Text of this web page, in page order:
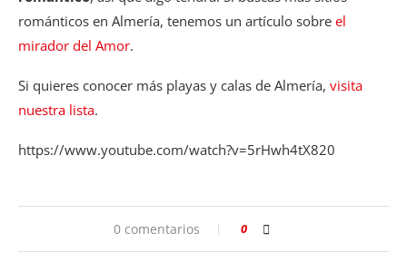
románticos en Almería, tenemos un artículo sobre el
mirador del Amor.
Si quieres conocer más playas y calas de Almería, visita
nuestra lista.
https://www.youtube.com/watch?v=5rHwh4tX820
0 comentarios 0